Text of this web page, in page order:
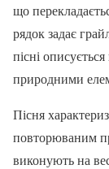
що
рядок задає
пісні
природними
Пісня
повторюваним
виконують на